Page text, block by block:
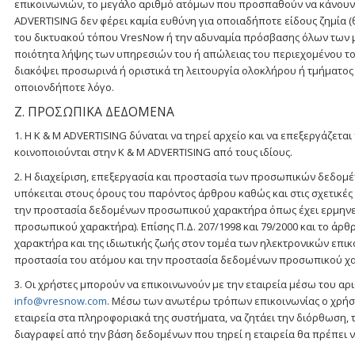
επικοινωνιών, το μεγάλο αριθμό ατόμων που προσπαθούν να
ADVERTISING δεν φέρει καμία ευθύνη για οποιαδήποτε είδους
του δικτυακού τόπου VresNow ή την αδυναμία πρόσβασης όλων
ποιότητα λήψης των υπηρεσιών του ή απώλειας του περιεχομένου
διακόψει προσωρινά ή οριστικά τη λειτουργία ολοκλήρου ή
οποιονδήποτε λόγο.
Ζ. ΠΡΟΣΩΠΙΚΑ ΔΕΔΟΜΕΝΑ
1. Η K & M ADVERTISING δύναται να τηρεί αρχείο και να
κοινοποιούνται στην K & M ADVERTISING από τους ιδίους.
2. Η διαχείριση, επεξεργασία και προστασία των προσωπικών
υπόκειται στους όρους του παρόντος άρθρου καθώς και στις
την προστασία δεδομένων προσωπικού χαρακτήρα όπως έχει
προσωπικού χαρακτήρα). Επίσης Π.Δ. 207/1998 και 79/2000 και το
χαρακτήρα και της ιδιωτικής ζωής στον τομέα των ηλεκτρονικών
προστασία του ατόμου και την προστασία δεδομένων προσωπικού
3. Οι χρήστες μπορούν να επικοινωνούν με την εταιρεία μέσω του
info@vresnow.com. Μέσω των ανωτέρω τρόπων επικοινωνίας ο
εταιρεία στα πληροφοριακά της συστήματα, να ζητάει την
διαγραφεί από την βάση δεδομένων που τηρεί η εταιρεία θα